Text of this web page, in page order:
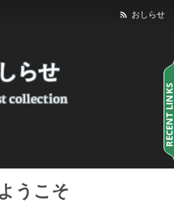
おしらせ
らせ
collection
うこそ